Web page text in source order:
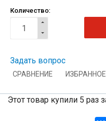
Количество:
Задать вопрос
СРАВНЕНИЕ ИЗБРАННОЕ
Этот товар купили 5 раз